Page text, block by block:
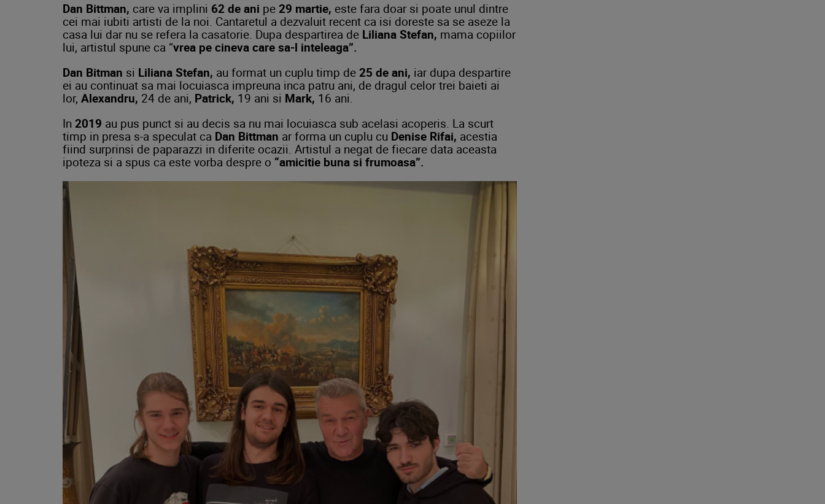
Dan Bittman, care va implini 62 de ani pe 29 martie, este fara doar si poate unul dintre
cei mai iubiti artisti de la noi. Cantaretul a dezvaluit recent ca isi doreste sa se aseze la
casa lui dar nu se refera la casatorie. Dupa despartirea de Liliana Stefan, mama copiilor
lui, artistul spune ca “vrea pe cineva care sa-l inteleaga”.
Dan Bitman si Liliana Stefan, au format un cuplu timp de 25 de ani, iar dupa despartire
ei au continuat sa mai locuiasca impreuna inca patru ani, de dragul celor trei baieti ai
lor, Alexandru, 24 de ani, Patrick, 19 ani si Mark, 16 ani.
In 2019 au pus punct si au decis sa nu mai locuiasca sub acelasi acoperis. La scurt
timp in presa s-a speculat ca Dan Bittman ar forma un cuplu cu Denise Rifai, acestia
fiind surprinsi de paparazzi in diferite ocazii. Artistul a negat de fiecare data aceasta
ipoteza si a spus ca este vorba despre o “amicitie buna si frumoasa”.